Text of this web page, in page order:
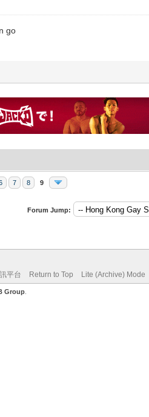
go
7 8 9
Forum Jump:
平台 Return to Top Lite (Archive) Mode
Group